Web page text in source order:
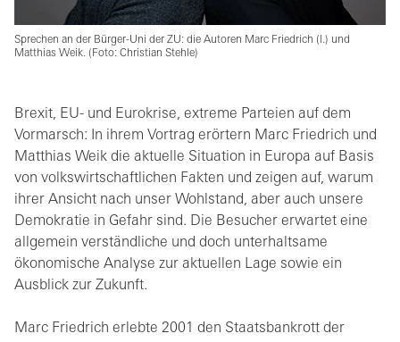
Sprechen an der Bürger-Uni der ZU: die Autoren Marc Friedrich (l.) und
Matthias Weik. (Foto: Christian Stehle)
Brexit, EU- und Eurokrise, extreme Parteien auf dem
Vormarsch: In ihrem Vortrag erörtern Marc Friedrich und
Matthias Weik die aktuelle Situation in Europa auf Basis
von volkswirtschaftlichen Fakten und zeigen auf, warum
ihrer Ansicht nach unser Wohlstand, aber auch unsere
Demokratie in Gefahr sind. Die Besucher erwartet eine
allgemein verständliche und doch unterhaltsame
ökonomische Analyse zur aktuellen Lage sowie ein
Ausblick zur Zukunft.
Marc Friedrich erlebte 2001 den Staatsbankrott der